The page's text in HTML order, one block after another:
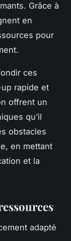
Grâce à
en
pour
ces
rapide et
offrent un
qu’il
obstacles
en mettant
et la
adapté